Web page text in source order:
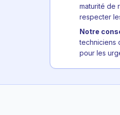
maturité de
respecter
Notre
techniciens
pour les